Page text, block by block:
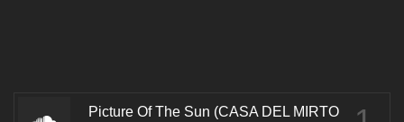
Picture Of The Sun (CASA DEL MIRTO